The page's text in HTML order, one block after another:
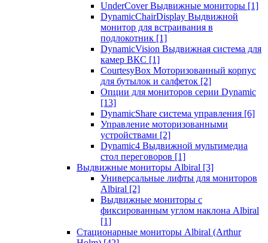
UnderCover Выдвижные мониторы [1]
DynamicChairDisplay Выдвижной
монитор для встраивания в
подлокотник [1]
DynamicVision Выдвижная система для
камер ВКС [1]
CourtesyBox Моторизованный корпус
для бутылок и салфеток [2]
Опции для мониторов серии Dynamic
[13]
DynamicShare система управления [6]
Управление моторизованными
устройствами [2]
Dynamic4 Выдвижной мультимедиа
стол переговоров [1]
Выдвижные мониторы Albiral [3]
Универсальные лифты для мониторов
Albiral [2]
Выдвижные мониторы с
фиксированным углом наклона Albiral
[1]
Стационарные мониторы Albiral (Arthur